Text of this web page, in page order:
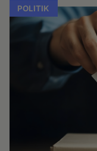
POLITIK